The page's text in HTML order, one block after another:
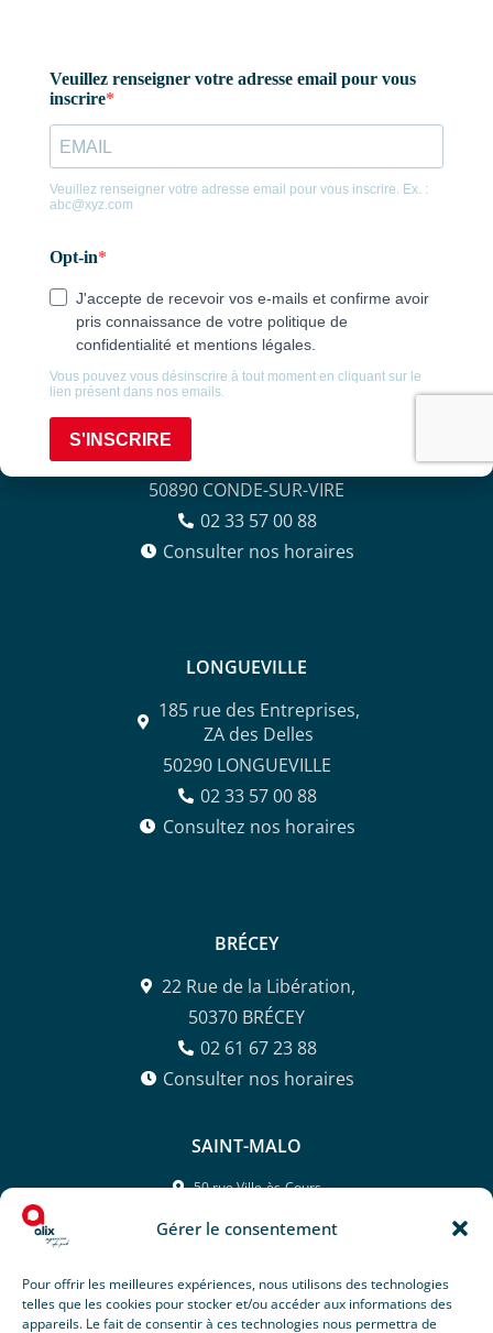
Gérer le consentement
Pour offrir les meilleures expériences, nous utilisons des technologies
telles que les cookies pour stocker et/ou accéder aux informations des
appareils. Le fait de consentir à ces technologies nous permettra de
Un seul mail pour toutes nos
contact@agencealix.fr
CONDÉ-SUR-VIRE
5A ZA La Fauquetière,
50890 CONDE-SUR-VIRE
02 33 57 00 88
Consulter nos horaires
LONGUEVILLE
185 rue des Entreprises,
ZA des Delles
50290 LONGUEVILLE
02 33 57 00 88
Consultez nos horaires
BRÉCEY
22 Rue de la Libération,
50370 BRÉCEY
02 61 67 23 88
Consulter nos horaires
SAINT-MALO
50 rue Ville-ès-Cours,